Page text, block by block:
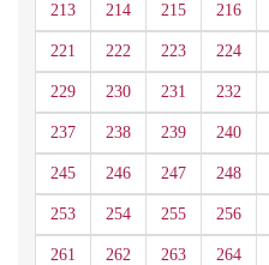
213 214 215 216
221 222 223 224
229 230 231 232
237 238 239 240
245 246 247 248
253 254 255 256
261 262 263 264